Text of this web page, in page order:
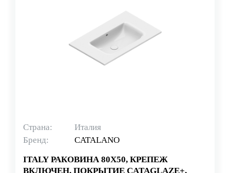
Страна:
Италия
Бренд:
CATALANO
ITALY РАКОВИНА 80Х50, КРЕПЕЖ
ВКЛЮЧЕН, ПОКРЫТИЕ CATAGLAZE+,